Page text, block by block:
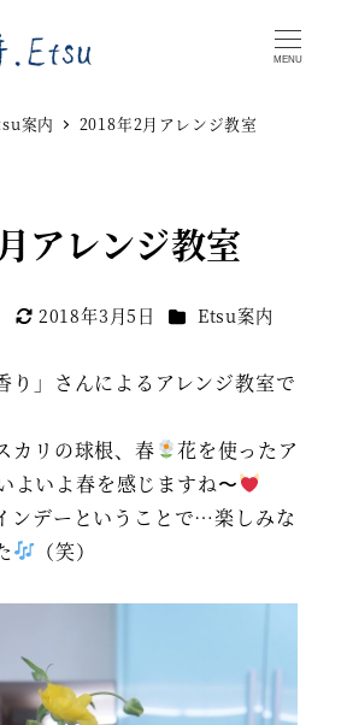
MENU
案内 2018年2月アレンジ教室
アレンジ教室
更新日
2018年3月5日 カテゴリー
Etsu案内
り」さんによるアレンジ教室で
カリの球根、春
花を使ったア
よいよ春を感じますね〜
ンデーということで…楽しみな
（笑）